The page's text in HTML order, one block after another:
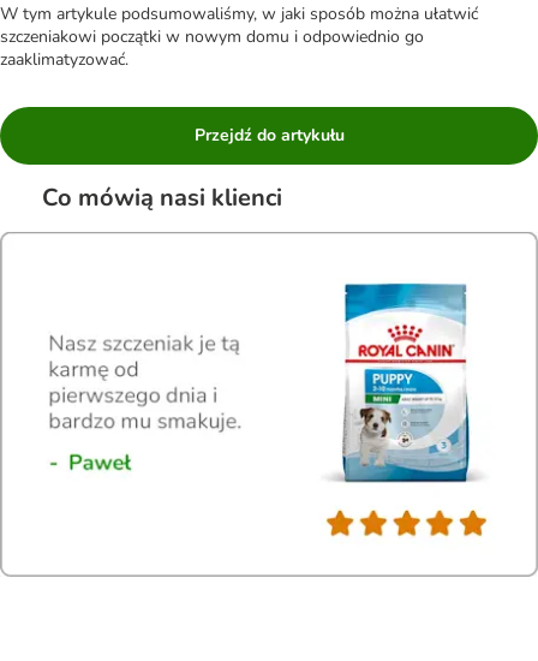
W tym artykule podsumowaliśmy, w jaki sposób można ułatwić
szczeniakowi początki w nowym domu i odpowiednio go
zaaklimatyzować.
Przejdź do artykułu
Co mówią nasi klienci